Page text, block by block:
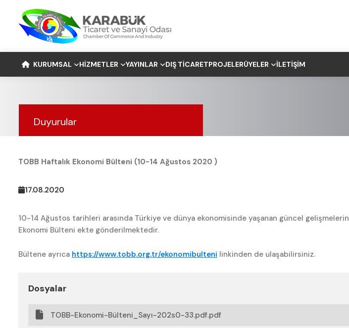
KURUMSAL HIZMETLER YAYINLAR DIŞ TICARETPROJELERÜYELER İLETIŞIM
Duyurular
TOBB Haftalık Ekonomi Bülteni (10-14 Ağustos 2020 )
17.08.2020
10-14 Ağustos tarihleri arasında Türkiye ve dünya ekonomisinde yaşanan güncel gelişmelerin
Ekonomi Bülteni ekte gönderilmektedir.
Bültene ayrıca https://www.tobb.org.tr/ekonomibulteni linkinden de ulaşabilirsiniz.
Dosyalar
TOBB-Ekonomi-Bülteni_Sayı-202s0-33.pdf.pdf